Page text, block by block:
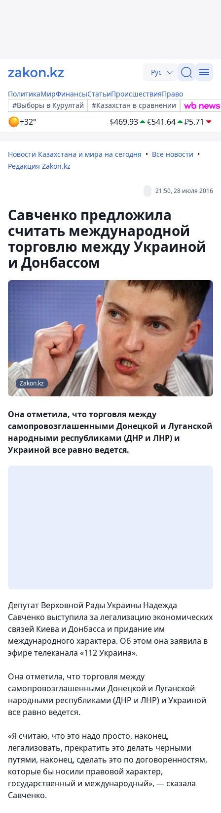
Рус
ПолитикаМирФинансыСтатьиПроисшествияПраво
#Выборы в Курултай
#Казахстан в сравнении
+32° $469.93 €541.64 ₽5.71
Новости Казахстана и мира на сегодня
Все новости
Редакция Zakon.kz
21:50, 28 июля 2016
Савченко предложила
считать международной
торговлю между Украиной
и Донбассом
Zakon.kz
Она отметила, что торговля между
самопровозглашенными Донецкой и Луганской
народными республиками (ДНР и ЛНР) и
Украиной все равно ведется.
Депутат Верховной Рады Украины Надежда
Савченко выступила за легализацию экономических
связей Киева и Донбасса и придание им
международного характера. Об этом она заявила в
эфире телеканала «112 Украина».
Она отметила, что торговля между
самопровозглашенными Донецкой и Луганской
народными республиками (ДНР и ЛНР) и Украиной
все равно ведется.
«Я считаю, что это надо просто, наконец,
легализовать, прекратить это делать черными
путями, наконец, сделать это по договоренностям,
которые бы носили правовой характер,
государственный и международный», — сказала
Савченко.